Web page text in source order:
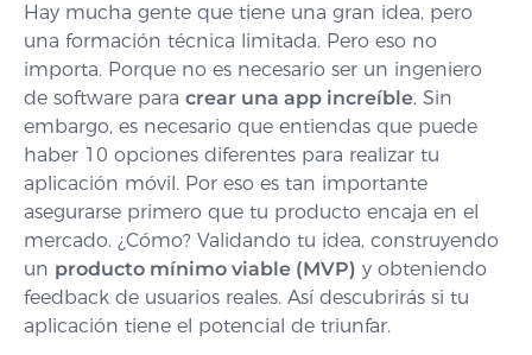
Hay mucha gente que tiene una gran idea, pero
una formación técnica limitada. Pero eso no
importa. Porque no es necesario ser un ingeniero
de software para crear una app increíble. Sin
embargo, es necesario que entiendas que puede
haber 10 opciones diferentes para realizar tu
aplicación móvil. Por eso es tan importante
asegurarse primero que tu producto encaja en el
mercado. ¿Cómo? Validando tu idea, construyendo
un producto mínimo viable (MVP) y obteniendo
feedback de usuarios reales. Así descubrirás si tu
aplicación tiene el potencial de triunfar.